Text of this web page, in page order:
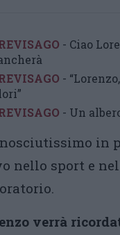
- Ciao
-
- Un
in
nello sport e
verrà